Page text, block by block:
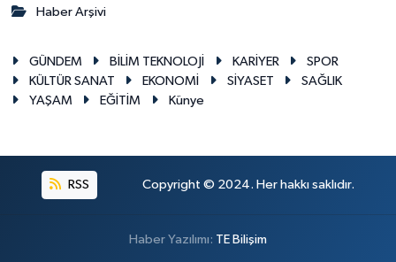
Haber Arşivi
GÜNDEM BİLİM TEKNOLOJİ KARİYER
SPOR
KÜLTÜR SANAT
EKONOMİ SİYASET
SAĞLIK
YAŞAM
EĞİTİM Künye
RSS Copyright © 2024. Her hakkı saklıdır.
Haber Yazılımı: TE Bilişim